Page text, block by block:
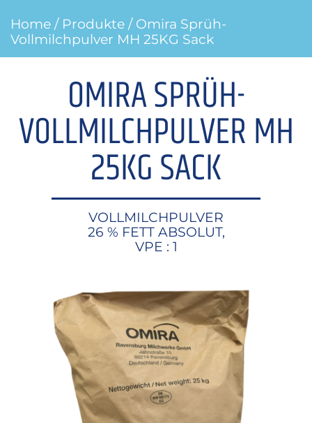
Home / Produkte / Omira Sprüh-
Vollmilchpulver MH 25KG Sack
OMIRA SPRÜH-
VOLLMILCHPULVER MH
25KG SACK
VOLLMILCHPULVER
26 % FETT ABSOLUT,
VPE : 1